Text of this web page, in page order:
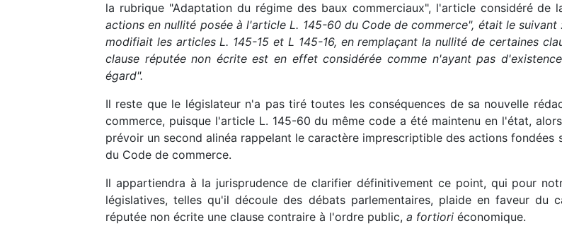
la rubrique "Adaptation du régime des baux commerciaux", l'article considéré de
actions en nullité posée à l'article L. 145-60 du Code de commerce", était le
modifiait les articles L. 145-15 et L 145-16, en remplaçant la nullité de certaines
clause réputée non écrite est en effet considérée comme n'ayant pas
égard".
Il reste que le législateur n'a pas tiré toutes les conséquences de sa nouvelle
commerce, puisque l'article L. 145-60 du même code a été maintenu en l'état,
prévoir un second alinéa rappelant le caractère imprescriptible des actions fondées
du Code de commerce.
Il appartiendra à la jurisprudence de clarifier définitivement ce point, qui pour
législatives, telles qu'il découle des débats parlementaires, plaide en faveur du
réputée non écrite une clause contraire à l'ordre public, a fortiori économique.